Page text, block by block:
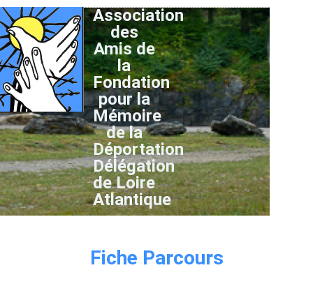
Association
des
Amis de
la
Fondation
pour la
Mémoire
de la
Déportation
Délégation
de Loire
Atlantique
Fiche Parcours